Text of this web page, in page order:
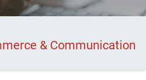
& Communication